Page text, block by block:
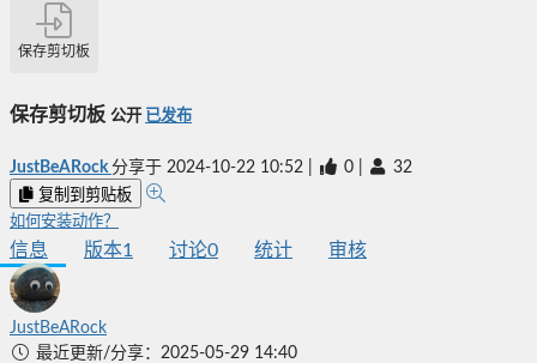
保存剪切板
保存剪切板 公开 已发布
JustBeARock 分享于 2024-10-22 10:52 0 32
复制到剪贴板
如何安装动作？
信息 版本1 讨论0 统计 审核
JustBeARock
最近更新/分享：2025-05-29 14:40